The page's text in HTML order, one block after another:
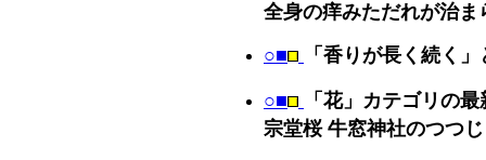
全身の痒みただれが治ま
○■ 「香りが長く続く
○■ 「花」カテゴリの
宗堂桜 牛窓神社のつつ